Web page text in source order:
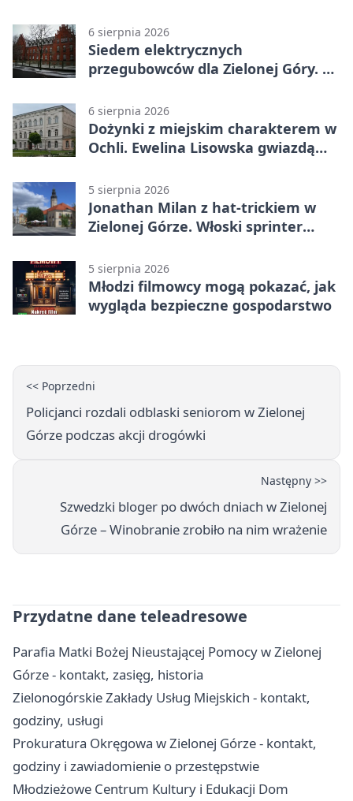
6 sierpnia 2026
Siedem elektrycznych
przegubowców dla Zielonej Góry. To
6 sierpnia 2026
Dożynki z miejskim charakterem w
Ochli. Ewelina Lisowska gwiazdą
5 sierpnia 2026
Jonathan Milan z hat-trickiem w
Zielonej Górze. Włoski sprinter
5 sierpnia 2026
Młodzi filmowcy mogą pokazać, jak
wygląda bezpieczne gospodarstwo
<< Poprzedni
Policjanci rozdali odblaski seniorom w Zielonej
Górze podczas akcji drogówki
Następny >>
Szwedzki bloger po dwóch dniach w Zielonej
Górze – Winobranie zrobiło na nim wrażenie
Przydatne dane teleadresowe
Parafia Matki Bożej Nieustającej Pomocy w Zielonej
Górze - kontakt, zasięg, historia
Zielonogórskie Zakłady Usług Miejskich - kontakt,
godziny, usługi
Prokuratura Okręgowa w Zielonej Górze - kontakt,
godziny i zawiadomienie o przestępstwie
Młodzieżowe Centrum Kultury i Edukacji Dom